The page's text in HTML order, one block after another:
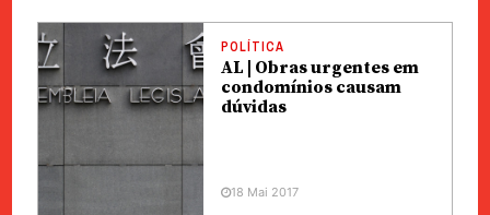
POLÍTICA
AL | Obras urgentes em
condomínios causam
dúvidas
18 Mai 2017